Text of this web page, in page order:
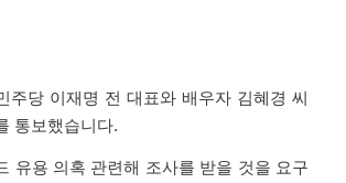
주당 이재명 전 대표와 배우자 김혜경 씨
통보했습니다.
유용 의혹 관련해 조사를 받을 것을 요구